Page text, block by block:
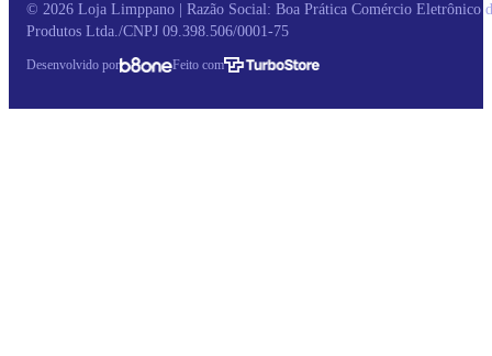
© 2026 Loja Limppano | Razão Social: Boa Prática Comércio Eletrônico
Produtos Ltda./CNPJ 09.398.506/0001-75
Desenvolvido por Feito com